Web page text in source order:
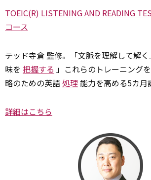
TOEIC(R) LISTENING AND READING
コース
テッド寺倉 監修。「文脈を理解して解
味を 把握する 」――これらのトレーニング
略のための英語処理能力を高める5カ月
詳細はこちら